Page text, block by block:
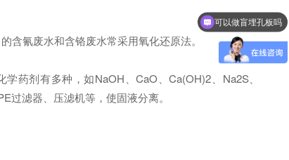
氰废水和含铬废水常采用氧化还原法。
药剂有多种，如NaOH、CaO、Ca(OH)2、Na2S、
滤器、压滤机等，使固液分离。
可以做盲埋孔板吗